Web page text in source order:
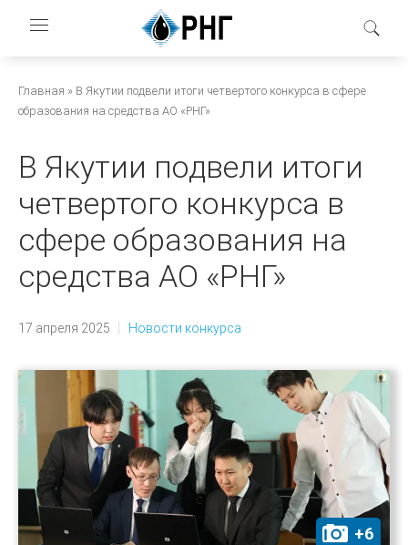
основному
Строка
Главная
В Якутии подвели итоги четвертого конкурса в сфере
образования на средства АО «РНГ»
В Якутии подвели итоги
четвертого конкурса в
сфере образования на
средства АО «РНГ»
17 апреля 2025 Новости конкурса
+6